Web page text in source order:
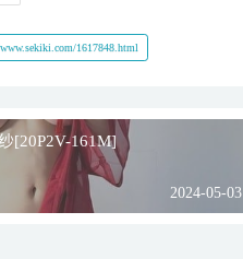
1617848.html
[20P2V-161M]
2024-05-03